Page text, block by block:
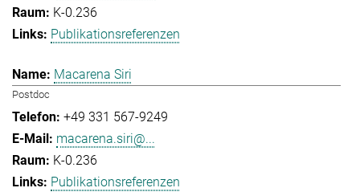
K-0.236
Publikationsreferenzen
Macarena Siri
Postdoc
+49 331 567-9249
macarena.siri@...
K-0.236
Publikationsreferenzen